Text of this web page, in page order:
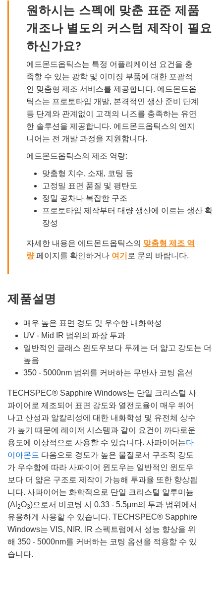
원하시는 스펙에 맞춘 표준 제품
개조나 별도의 커스텀 제작이 필요
하신가요?
에드몬드옵틱스는 특정 어플리케이션 요건을 충
족할 수 있는 광학 및 이미징 부품에 대한 포괄적
인 맞춤형 제조 서비스를 제공합니다. 에드몬드옵
틱스는 프로토타입 개발, 본격적인 생산 준비 단계
등 단계와 관계없이 고객의 니즈를 충족하는 유연
한 솔루션을 제공합니다. 에드몬드옵틱스의 엔지
니어는 전 개발 과정을 지원합니다.
에드몬드옵틱스의 제조 역량:
맞춤형 치수, 소재, 코팅 등
고정밀 표면 품질 및 평탄도
정밀 공차나 복잡한 구조
프로토타입 제작부터 대량 생산에 이르는 생산 확
장성
자세한 내용은 에드몬드옵틱스의 맞춤형 제조 역
량페이지를 확인하거나 여기 로 문의 바랍니다.
제품설명
매우 높은 표면 경도 및 우수한 내화학성
UV - Mid IR 범위의 파장 투과
일반적인 글래스 윈도우보다 두께는 더 얇고 강도는 더
높음
350 - 5000nm 범위를 커버하는 무반사 코팅 옵션
TECHSPEC® Sapphire Windows는 단일 크리스털 사
파이어로 제조되어 표면 강도와 열전도율이 매우 뛰어
나고 산성과 알칼리성에 대한 내화학성 및 유전체 상수
가 높기 때문에 레이저 시스템과 같이 요건이 까다로운
용도에 이상적으로 사용할 수 있습니다. 사파이어는다
이아몬드 다음으로 경도가 높은 물질로서 구조적 강도
가 우수함에 따라 사파이어 윈도우는 일반적인 윈도우
보다 더 얇은 구조로 제작이 가능해 투과율 또한 향상됩
니다. 사파이어는 화학적으로 단일 크리스털 알루미늄
(Al 2O3)으로서 비코팅 시 0.33 - 5.5μm의 투과 범위에서
유용하게 사용할 수 있습니다. TECHSPEC® Sapphire
Windows는 VIS, NIR, IR 스펙트럼에서 성능 향상을 위
해 350 - 5000nm를 커버하는 코팅 옵션을 적용할 수 있
습니다.